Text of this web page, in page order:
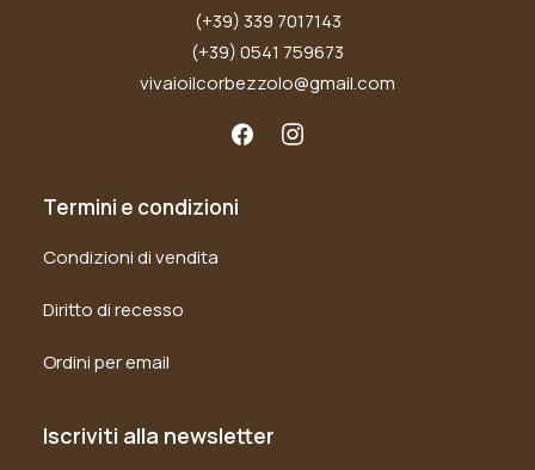
(+39) 339 7017143
(+39) 0541 759673
vivaioilcorbezzolo@gmail.com
Termini e condizioni
Condizioni di vendita
Diritto di recesso
Ordini per email
Iscriviti alla newsletter